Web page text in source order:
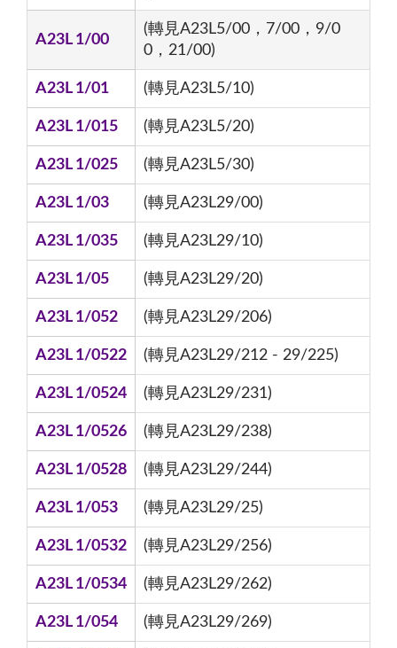
A23L 1/00
(轉見A23L5/00，7/00，9/0
0，21/00)
A23L 1/01 (轉見A23L5/10)
A23L 1/015 (轉見A23L5/20)
A23L 1/025 (轉見A23L5/30)
A23L 1/03 (轉見A23L29/00)
A23L 1/035 (轉見A23L29/10)
A23L 1/05 (轉見A23L29/20)
A23L 1/052 (轉見A23L29/206)
A23L 1/0522 (轉見A23L29/212 - 29/225)
A23L 1/0524 (轉見A23L29/231)
A23L 1/0526 (轉見A23L29/238)
A23L 1/0528 (轉見A23L29/244)
A23L 1/053 (轉見A23L29/25)
A23L 1/0532 (轉見A23L29/256)
A23L 1/0534 (轉見A23L29/262)
A23L 1/054 (轉見A23L29/269)